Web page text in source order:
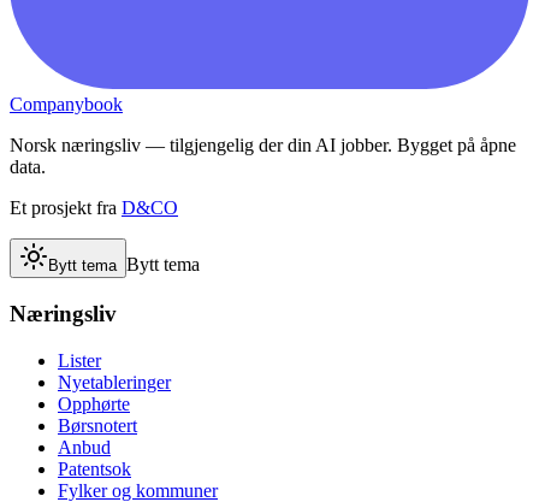
Companybook
Norsk næringsliv — tilgjengelig der din AI jobber. Bygget på åpne
data.
Et prosjekt fra D&CO
Bytt tema Bytt tema
Næringsliv
Lister
Nyetableringer
Opphørte
Børsnotert
Anbud
Patentsok
Fylker og kommuner